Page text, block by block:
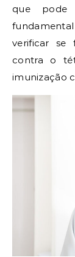
que pode
verificar se
contra o
imunização